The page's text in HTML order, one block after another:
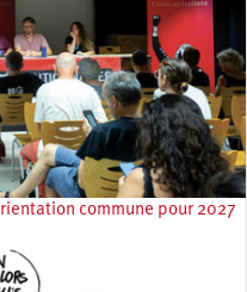
commune pour 2027